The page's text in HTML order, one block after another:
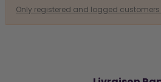
Only registered and logged